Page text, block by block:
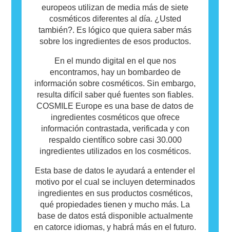
europeos utilizan de media más de siete
cosméticos diferentes al día. ¿Usted
también?. Es lógico que quiera saber más
sobre los ingredientes de esos productos.
En el mundo digital en el que nos
encontramos, hay un bombardeo de
información sobre cosméticos. Sin embargo,
resulta difícil saber qué fuentes son fiables.
COSMILE Europe es una base de datos de
ingredientes cosméticos que ofrece
información contrastada, verificada y con
respaldo científico sobre casi 30.000
ingredientes utilizados en los cosméticos.
Esta base de datos le ayudará a entender el
motivo por el cual se incluyen determinados
ingredientes en sus productos cosméticos,
qué propiedades tienen y mucho más. La
base de datos está disponible actualmente
en catorce idiomas, y habrá más en el futuro.